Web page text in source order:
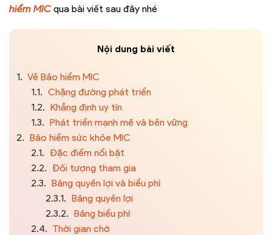
hiểm MIC qua bài viết sau đây nhé
Nội dung bài viết
1. Về Bảo hiểm MIC
1.1. Chặng đường phát triển
1.2. Khẳng định uy tín
1.3. Phát triển mạnh mẽ và bền vững
2. Bảo hiểm sức khỏe MIC
2.1. Đặc điểm nổi bật
2.2. Đối tượng tham gia
2.3. Bảng quyền lợi và biểu phí
2.3.1. Bảng quyền lợi
2.3.2. Bảng biểu phí
2.4. Thời gian chờ